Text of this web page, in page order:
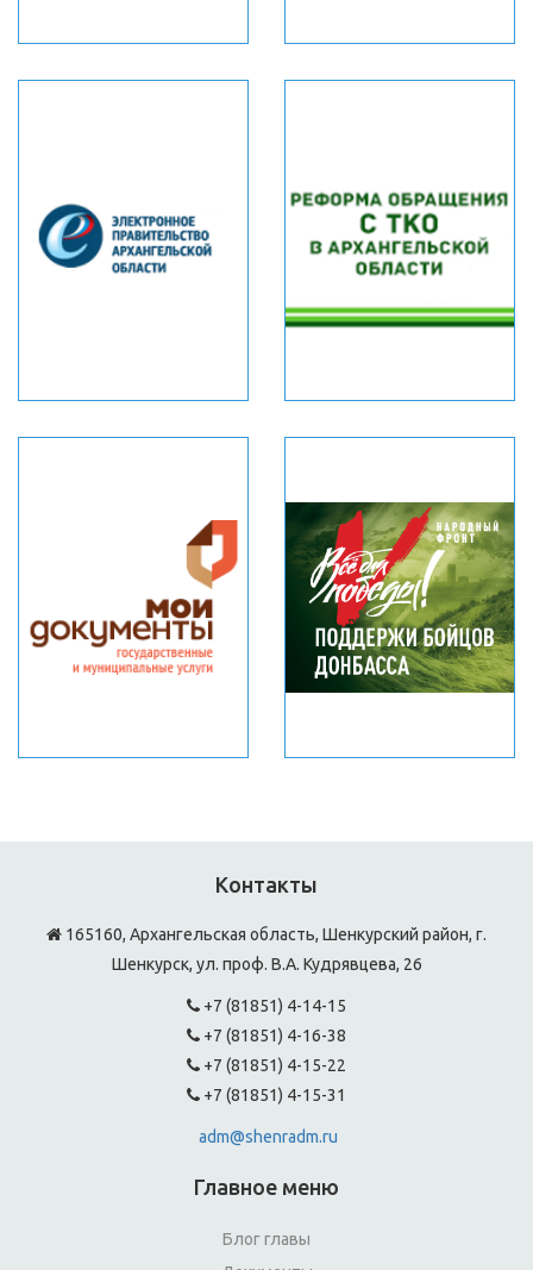
Контакты
165160, Архангельская область, Шенкурский район, г.
Шенкурск, ул. проф. В.А. Кудрявцева, 26
+7 (81851) 4-14-15
+7 (81851) 4-16-38
+7 (81851) 4-15-22
+7 (81851) 4-15-31
adm@shenradm.ru
Главное меню
Блог главы